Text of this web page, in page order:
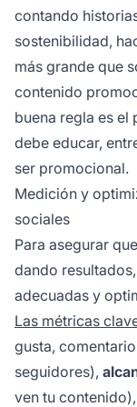
contando
sostenibilidad,
más grande que
contenido
buena regla es
debe educar,
ser promocional.
Medición y
sociales
Para asegurar
dando
adecuadas y
Las métricas
gusta,
seguidores),
ven tu contenido),